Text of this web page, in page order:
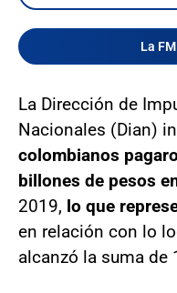
La
La Dirección de
Nacionales (Dian)
colombianos
billones de pesos
2019, lo que
en relación con lo
alcanzó la suma de